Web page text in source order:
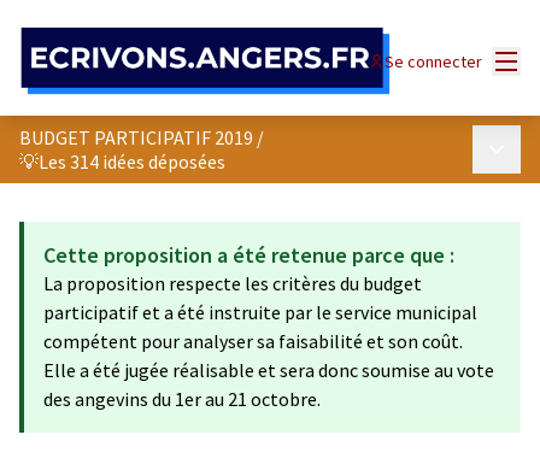
Se connecter
BUDGET PARTICIPATIF 2019 /
💡Les 314 idées déposées
Cette proposition a été retenue parce que :
La proposition respecte les critères du budget
participatif et a été instruite par le service municipal
compétent pour analyser sa faisabilité et son coût.
Elle a été jugée réalisable et sera donc soumise au vote
des angevins du 1er au 21 octobre.